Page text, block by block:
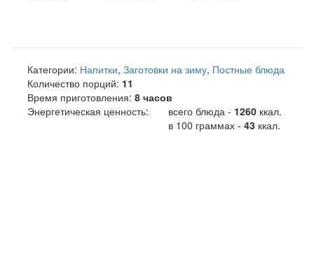
Категории: Напитки, Заготовки на зиму, Постные блюда
Количество порций: 11
Время приготовления: 8 часов
Энергетическая ценность:
всего блюда - 1260 ккал.
в 100 граммах - 43 ккал.